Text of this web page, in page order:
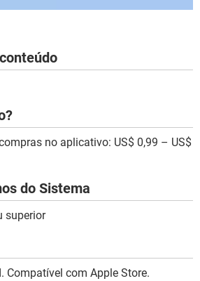
no aplicativo: US$ 0,99 – US$
do Sistema
superior
Compatível com Apple Store.